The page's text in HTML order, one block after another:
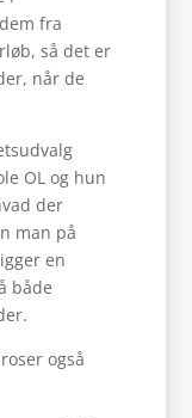
fra
så det er
når de
OL og hun
der
man på
en
både
også